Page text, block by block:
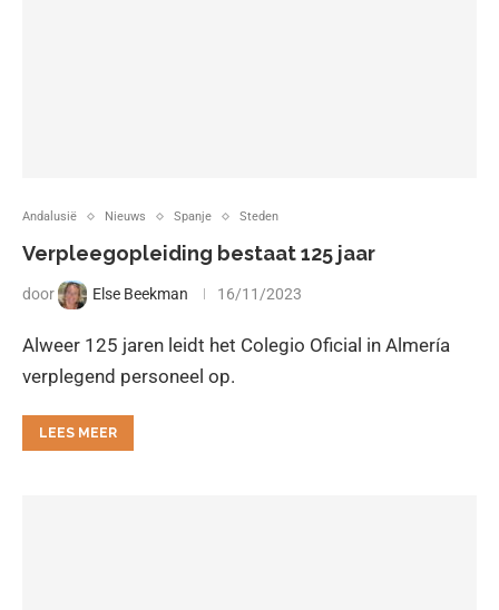
Andalusië Nieuws Spanje Steden
Verpleegopleiding bestaat 125 jaar
door Else Beekman 16/11/2023
Alweer 125 jaren leidt het Colegio Oficial in Almería
verplegend personeel op.
LEES MEER